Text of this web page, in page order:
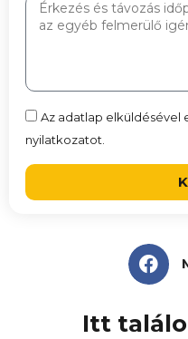
Az adatlap elküldésével
nyilatkozatot.
Itt